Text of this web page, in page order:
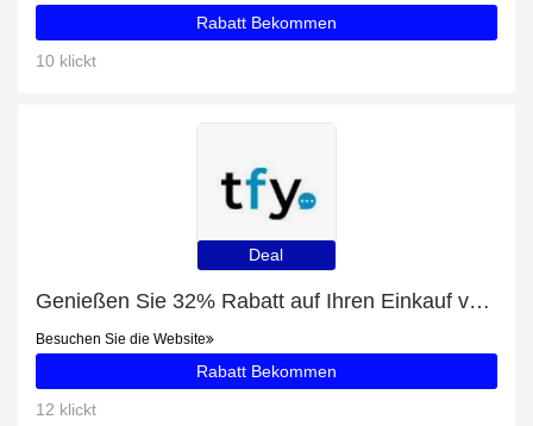
Rabatt Bekommen
10 klickt
Deal
Genießen Sie 32% Rabatt auf Ihren Einkauf von Körpermilch Hammam Arganöl-Rosenwasser, ausschließlich online
Besuchen Sie die Website
Rabatt Bekommen
12 klickt